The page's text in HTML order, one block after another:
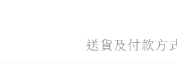
送貨及付款方